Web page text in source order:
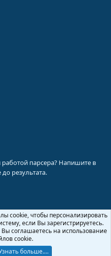
парсера? Напишите в
результата.
Помощь
2026 XenForo Ltd.
cookie, чтобы персонализировать
если Вы зарегистрируетесь.
соглашаетесь на использование
cookie.
больше.…